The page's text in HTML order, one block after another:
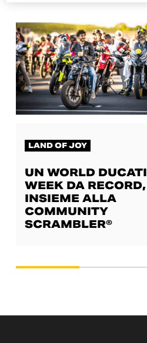
LAND OF JOY
UN WORLD DUCATI
WEEK DA RECORD,
INSIEME ALLA
COMMUNITY
SCRAMBLER®